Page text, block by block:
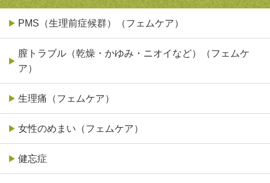
PMS（生理前症候群）（フェムケア）
膣トラブル（乾燥・かゆみ・ニオイなど）（フェムケ
ア）
生理痛（フェムケア）
女性のめまい（フェムケア）
健忘症